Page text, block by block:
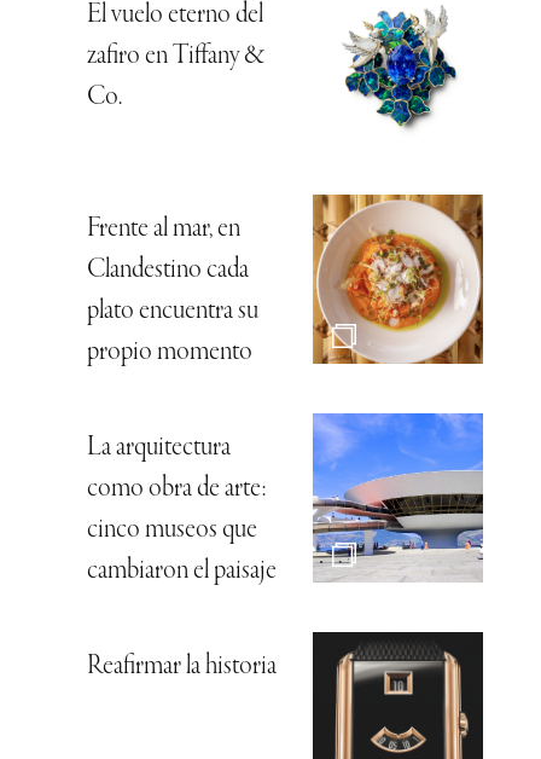
El vuelo eterno del
zafiro en Tiffany &
Co.
Frente al mar, en
Clandestino cada
plato encuentra su
propio momento
La arquitectura
como obra de arte:
cinco museos que
cambiaron el paisaje
Reafirmar la historia